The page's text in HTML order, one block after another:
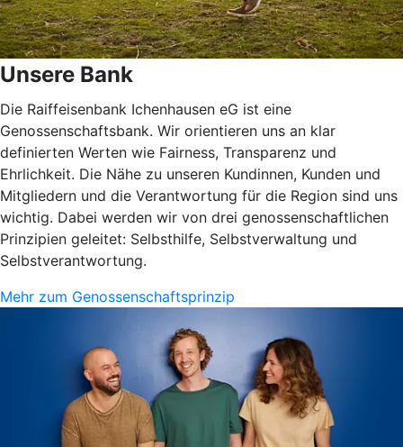
Unsere Bank
Die Raiffeisenbank Ichenhausen eG ist eine
Genossenschaftsbank. Wir orientieren uns an klar
definierten Werten wie Fairness, Transparenz und
Ehrlichkeit. Die Nähe zu unseren Kundinnen, Kunden und
Mitgliedern und die Verantwortung für die Region sind uns
wichtig. Dabei werden wir von drei genossenschaftlichen
Prinzipien geleitet: Selbsthilfe, Selbstverwaltung und
Selbstverantwortung.
Mehr zum Genossenschaftsprinzip